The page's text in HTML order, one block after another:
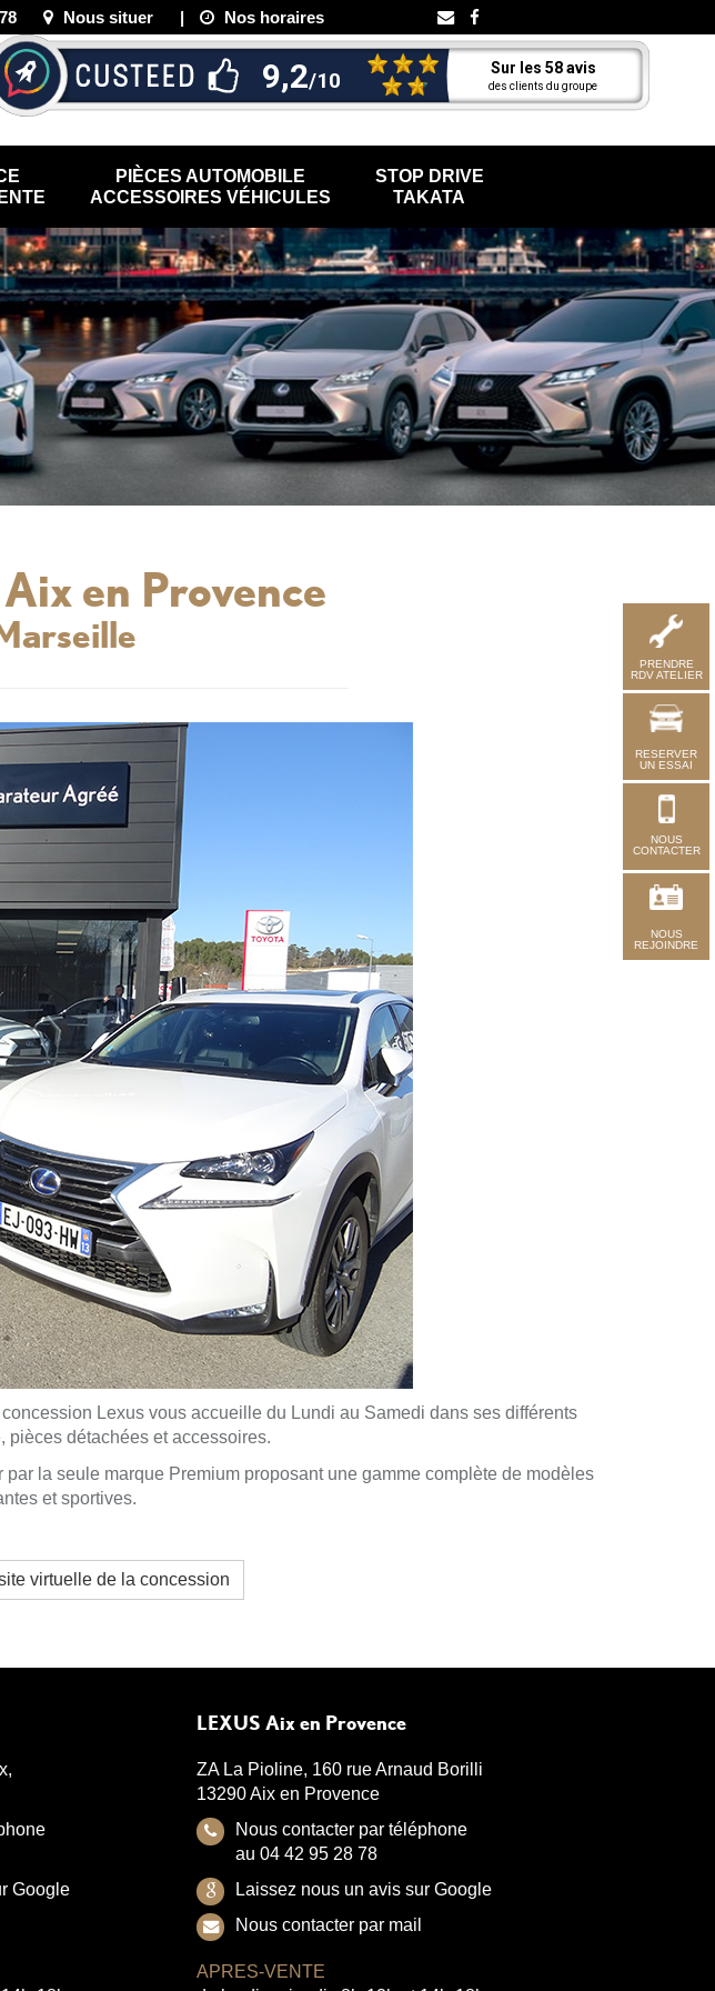
PRENDRE
RDV ATELIER
RESERVER
UN ESSAI
NOUS
CONTACTER
NOUS
REJOINDRE
Nous situer | Nos horaires
PIÈCES AUTOMOBILE
ACCESSOIRES VÉHICULES
STOP DRIVE
TAKATA
en Provence
Lexus vous accueille du Lundi au Samedi dans ses différents
pièces détachées et accessoires.
la seule marque Premium proposant une gamme complète de modèles
et sportives.
virtuelle de la concession
Google
LEXUS Aix en Provence
ZA La Pioline, 160 rue Arnaud Borilli
13290 Aix en Provence
Nous contacter par téléphone
au 04 42 95 28 78
Laissez nous un avis sur Google
Nous contacter par mail
APRES-VENTE